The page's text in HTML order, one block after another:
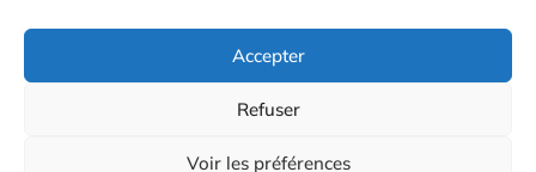
Accepter
Refuser
Voir les préférences
© 2026 Radio Calade